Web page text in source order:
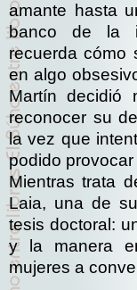
amante hasta
banco de la
recuerda cómo
en algo
Martín decidió
reconocer su
la vez que
podido
Mientras trata
Laia, una de
tesis doctoral:
y la manera
mujeres a